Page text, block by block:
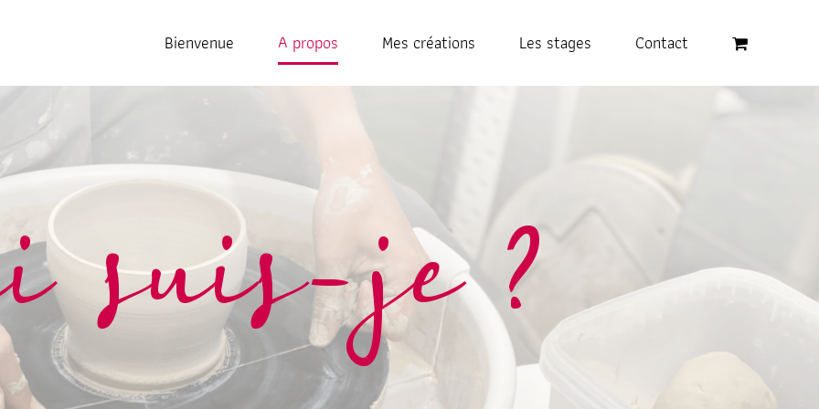
Bienvenue A propos Mes créations Les stages Contact
suis-je ?